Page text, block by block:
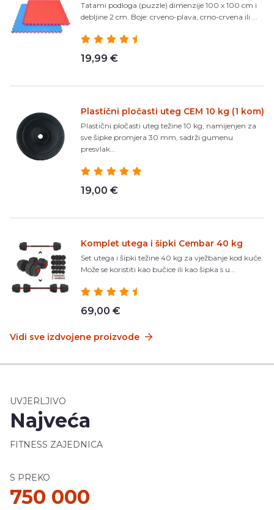
Tatami podloga (puzzle) dimenzije 100 x 100 cm i
debljine 2 cm. Boje: crveno-plava, crno-crvena ili ...
19,99 €
Plastični pločasti uteg CEM 10 kg (1 kom)
Plastični pločasti uteg težine 10 kg, namijenjen za
sve šipke promjera 30 mm, sadrži gumenu
presvlak...
19,00 €
Komplet utega i šipki Cembar 40 kg
Set utega i šipki težine 40 kg za vježbanje kod kuće.
Može se koristiti kao bučice ili kao šipka s u...
69,00 €
Vidi sve izdvojene proizvode
UVJERLJIVO
Najveća
FITNESS ZAJEDNICA
S PREKO
750 000